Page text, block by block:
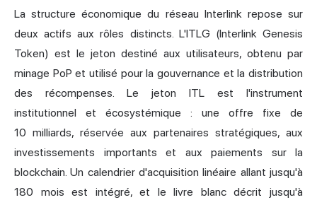
La structure économique du réseau Interlink repose sur
deux actifs aux rôles distincts. L'ITLG (Interlink Genesis
Token) est le jeton destiné aux utilisateurs, obtenu par
minage PoP et utilisé pour la gouvernance et la distribution
des récompenses. Le jeton ITL est l'instrument
institutionnel et écosystémique : une offre fixe de
10 milliards, réservée aux partenaires stratégiques, aux
investissements importants et aux paiements sur la
blockchain. Un calendrier d'acquisition linéaire allant jusqu'à
180 mois est intégré, et le livre blanc décrit jusqu'à